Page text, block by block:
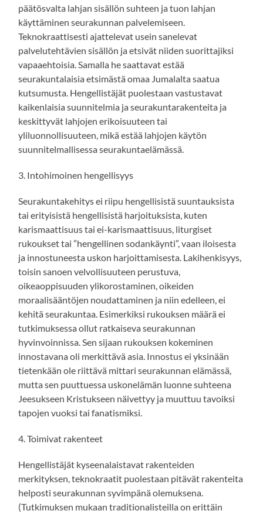
päätösvalta lahjan sisällön suhteen ja tuon lahjan
käyttäminen seurakunnan palvelemiseen.
Teknokraattisesti ajattelevat usein sanelevat
palvelutehtävien sisällön ja etsivät niiden suorittajiksi
vapaaehtoisia. Samalla he saattavat estää
seurakuntalaisia etsimästä omaa Jumalalta saatua
kutsumusta. Hengellistäjät puolestaan vastustavat
kaikenlaisia suunnitelmia ja seurakuntarakenteita ja
keskittyvät lahjojen erikoisuuteen tai
yliluonnollisuuteen, mikä estää lahjojen käytön
suunnitelmallisessa seurakuntaelämässä.
3. Intohimoinen hengellisyys
Seurakuntakehitys ei riipu hengellisistä suuntauksista
tai erityisistä hengellisistä harjoituksista, kuten
karismaattisuus tai ei-karismaattisuus, liturgiset
rukoukset tai ”hengellinen sodankäynti”, vaan iloisesta
ja innostuneesta uskon harjoittamisesta. Lakihenkisyys,
toisin sanoen velvollisuuteen perustuva,
oikeaoppisuuden ylikorostaminen, oikeiden
moraalisääntöjen noudattaminen ja niin edelleen, ei
kehitä seurakuntaa. Esimerkiksi rukouksen määrä ei
tutkimuksessa ollut ratkaiseva seurakunnan
hyvinvoinnissa. Sen sijaan rukouksen kokeminen
innostavana oli merkittävä asia. Innostus ei yksinään
tietenkään ole riittävä mittari seurakunnan elämässä,
mutta sen puuttuessa uskonelämän luonne suhteena
Jeesukseen Kristukseen näivettyy ja muuttuu tavoiksi
tapojen vuoksi tai fanatismiksi.
4. Toimivat rakenteet
Hengellistäjät kyseenalaistavat rakenteiden
merkityksen, teknokraatit puolestaan pitävät rakenteita
helposti seurakunnan syvimpänä olemuksena.
(Tutkimuksen mukaan traditionalisteilla on erittäin